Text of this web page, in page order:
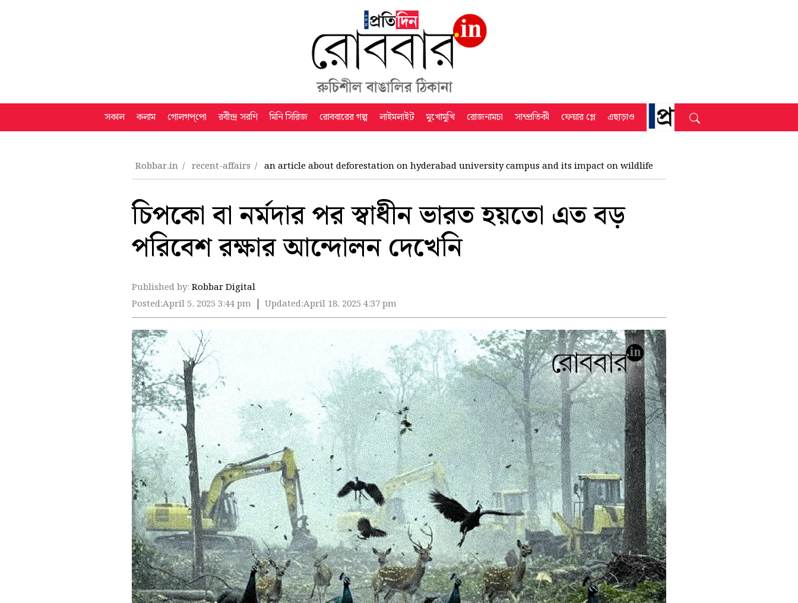
সকাল কলাম গোলগপ্‌পো রবীন্দ্র সরণি মিনি সিরিজ রোববারের গল্প লাইমলাইট মুখোমুখি রোজনামচা সাম্প্রতিকী ফেয়ার প্লে এছাড়াও
Robbar.in recent-affairs an article about deforestation on hyderabad university campus and its impact on wildlife
চিপকো বা নর্মদার পর স্বাধীন ভারত হয়তো এত বড়
পরিবেশ রক্ষার আন্দোলন দেখেনি
Published by: Robbar Digital
Posted:April 5, 2025 3:44 pm Updated:April 18, 2025 4:37 pm